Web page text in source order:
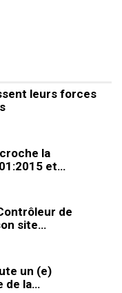
leurs forces
la
et…
de
site…
un (e)
de la…